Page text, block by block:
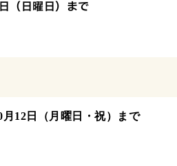
（日曜日）まで
月12日（月曜日・祝）まで